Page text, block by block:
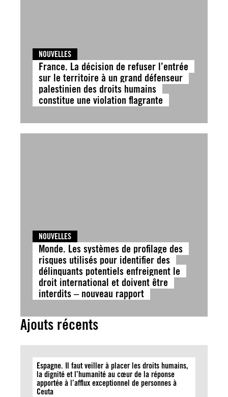
NOUVELLES
France. La décision de refuser l’entrée
sur le territoire à un grand défenseur
palestinien des droits humains
constitue une violation flagrante
NOUVELLES
Monde. Les systèmes de profilage des
risques utilisés pour identifier des
délinquants potentiels enfreignent le
droit international et doivent être
interdits – nouveau rapport
Ajouts récents
Espagne. Il faut veiller à placer les droits humains,
la dignité et l’humanité au cœur de la réponse
apportée à l’afflux exceptionnel de personnes à
Ceuta